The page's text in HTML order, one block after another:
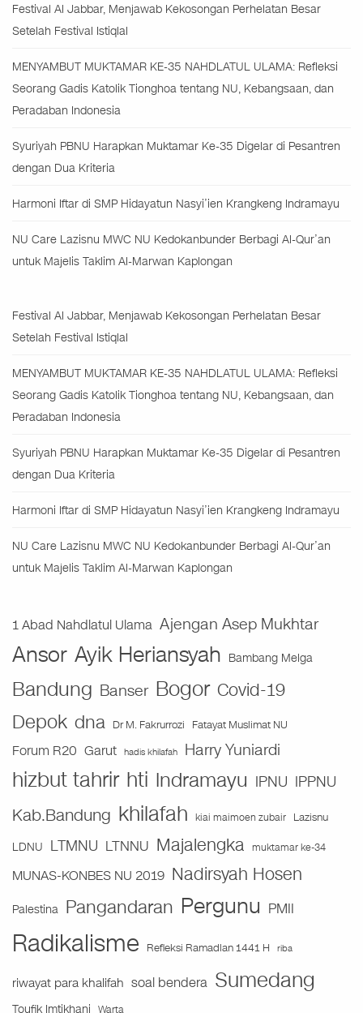
Festival Al Jabbar, Menjawab Kekosongan Perhelatan Besar
Setelah Festival Istiqlal
MENYAMBUT MUKTAMAR KE-35 NAHDLATUL ULAMA: Refleksi
Seorang Gadis Katolik Tionghoa tentang NU, Kebangsaan, dan
Peradaban Indonesia
Syuriyah PBNU Harapkan Muktamar Ke-35 Digelar di Pesantren
dengan Dua Kriteria
Harmoni Iftar di SMP Hidayatun Nasyi’ien Krangkeng Indramayu
NU Care Lazisnu MWC NU Kedokanbunder Berbagi Al-Qur’an
untuk Majelis Taklim Al-Marwan Kaplongan
Festival Al Jabbar, Menjawab Kekosongan Perhelatan Besar
Setelah Festival Istiqlal
MENYAMBUT MUKTAMAR KE-35 NAHDLATUL ULAMA: Refleksi
Seorang Gadis Katolik Tionghoa tentang NU, Kebangsaan, dan
Peradaban Indonesia
Syuriyah PBNU Harapkan Muktamar Ke-35 Digelar di Pesantren
dengan Dua Kriteria
Harmoni Iftar di SMP Hidayatun Nasyi’ien Krangkeng Indramayu
NU Care Lazisnu MWC NU Kedokanbunder Berbagi Al-Qur’an
untuk Majelis Taklim Al-Marwan Kaplongan
1 Abad Nahdlatul Ulama Ajengan Asep Mukhtar
Ansor Ayik Heriansyah Bambang Melga
Bandung Banser Bogor Covid-19
Depok dna Dr M. Fakrurrozi Fatayat Muslimat NU
Forum R20 Garut hadis khilafah Harry Yuniardi
hizbut tahrir hti Indramayu IPNU IPPNU
Kab.Bandung khilafah kiai maimoen zubair
Lazisnu
LDNU LTMNU LTNNU Majalengka muktamar ke-34
MUNAS-KONBES NU 2019 Nadirsyah Hosen
Palestina Pangandaran Pergunu PMII
Radikalisme Refleksi Ramadlan 1441 H riba
riwayat para khalifah soal bendera Sumedang
Toufik Imtikhani Warta